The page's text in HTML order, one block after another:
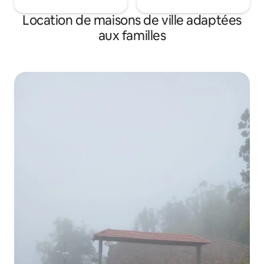
Location de maisons de ville adaptées
aux familles